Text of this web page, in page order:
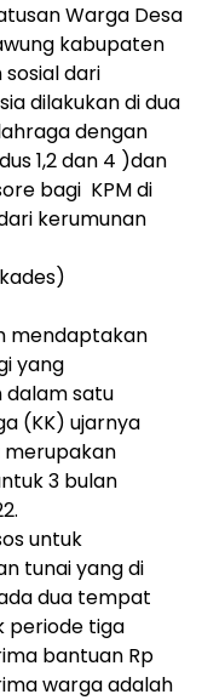
Warga Desa
kabupaten
dari
dilakukan di dua
dengan
1,2 dan 4 )dan
bagi KPM di
kerumunan
mendaptakan
yang
dalam satu
(KK) ujarnya
merupakan
3 bulan
untuk
tunai yang di
dua tempat
periode tiga
bantuan Rp
warga adalah